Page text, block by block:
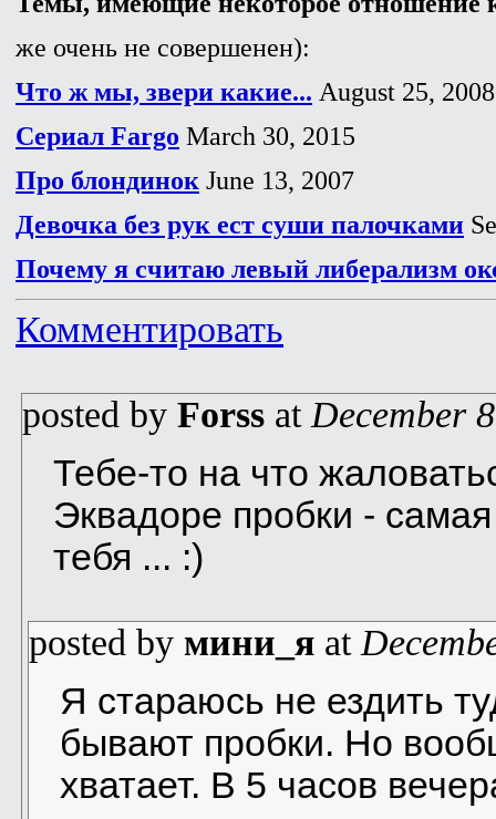
же очень не совершенен):
Что ж мы, звери какие... August 25, 2008
Сериал Fargo March 30, 2015
Про блондинок June 13, 2007
Девочка без рук ест суши палочками
Почему я считаю левый либерализм
Комментировать
posted by Forss at December
Тебе-то на что
Эквадоре пробки -
тебя ... :)
posted by мини_я at
Я стараюсь не ездить
бывают пробки. Но
хватает. В 5 часов